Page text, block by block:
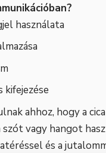
használata
ahhoz, hogy a
vagy hangot
és a